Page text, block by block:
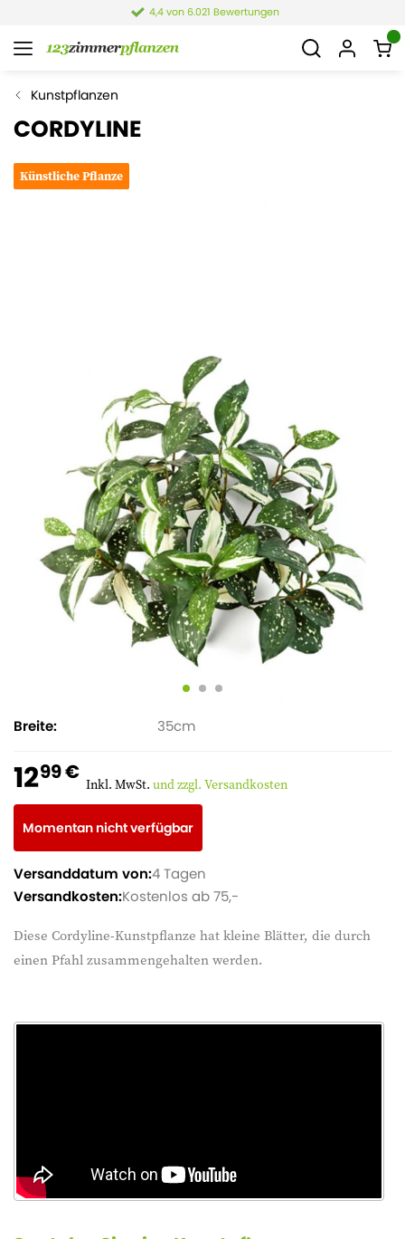
4,4 von 6.021 Bewertungen
Kunstpflanzen
CORDYLINE
Künstliche Pflanze
Diese Cordyline-Kunstpflanze hat kleine Blätter, die durch
einen Pfahl zusammengehalten werden.
Breite 35
1299 € Inkl. MwSt. und zzgl. Versandkosten
Momentan nicht verfügbar
Versanddatum von:4 Tagen
Versandkosten:Kostenlos ab 75,-